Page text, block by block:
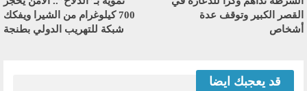
القصر الكبير وتوقف عدة
أشخاص
700 كيلوغرام من الشيرا ويفكك
شبكة للتهريب الدولي بطنجة
قد يعجبك ايضا